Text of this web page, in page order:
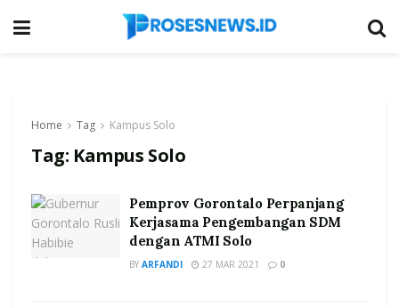
Home Tag Kampus Solo
Tag: Kampus Solo
Pemprov Gorontalo Perpanjang
Kerjasama Pengembangan SDM
dengan ATMI Solo
BY ARFANDI 27 MAR 2021 0